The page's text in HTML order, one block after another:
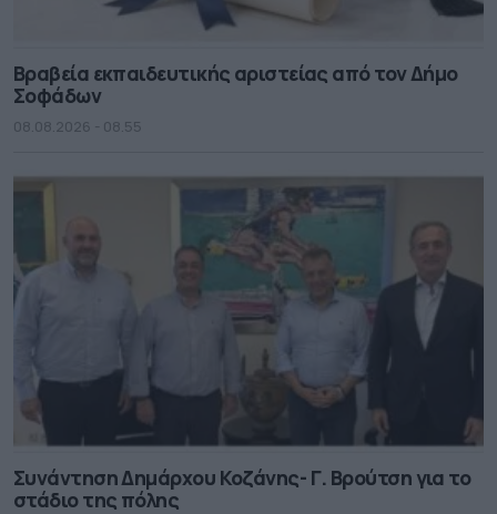
Βραβεία εκπαιδευτικής αριστείας από τον Δήμο
Σοφάδων
08.08.2026 - 08.55
Συνάντηση Δημάρχου Κοζάνης- Γ. Βρούτση για το
στάδιο της πόλης